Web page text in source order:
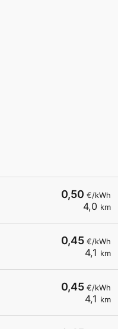
0,50 €/kWh
4,0 km
0,45 €/kWh
4,1 km
0,45 €/kWh
4,1 km